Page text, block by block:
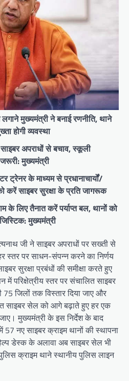
मुख्यमंत्री ने बनाई रणनीति, थाने
होगी व्यवस्था
अपराधों से बचाव, स्कूली
मुख्यमंत्री
ट्रेनर के माध्यम से प्रधानाचार्यों/
को करें साइबर सुरक्षा के प्रति जागरूक
के लिए तैनात करें पर्याप्त बल, थानों को
मुख्यमंत्री
जी ने साइबर अपराधों पर सख्ती से
स्तर पर साधन-संपन्न करने का निर्णय
सुरक्षा प्रबंधों की समीक्षा करते हुए
में परिक्षेत्रीय स्तर पर संचालित साइबर
जिलों तक विस्तार दिया जाए और
साइबर सेल को आगे बढ़ाते हुए हर एक
मुख्यमंत्री के इस निर्देश के बाद
नए साइबर क्राइम थानों की स्थापना
डेस्क के अलावा अब साइबर सेल भी
क्राइम थाने स्थानीय पुलिस लाइन